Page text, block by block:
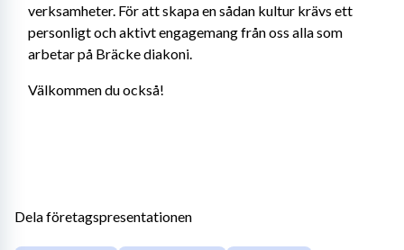
verksamheter. För att skapa en sådan kultur krävs ett
personligt och aktivt engagemang från oss alla som
arbetar på Bräcke diakoni.
Välkommen du också!
Dela företagspresentationen